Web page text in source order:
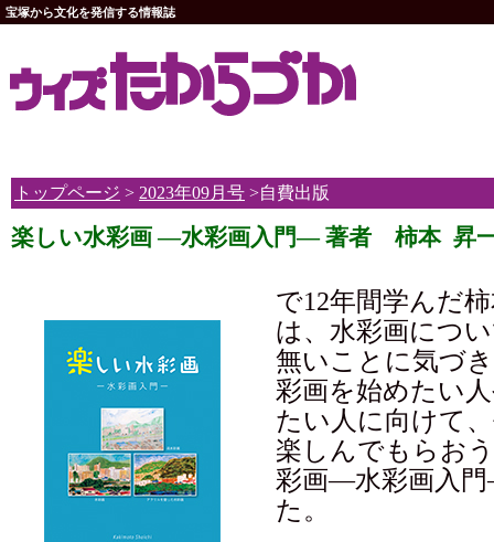
宝塚から文化を発信する情報誌
トップページ > 2023年09月号 >自費出版
楽しい水彩画 ―水彩画入門― 著者 柿本 昇
で12年間学んだ
は、水彩画につ
無いことに気づ
彩画を始めたい
たい人に向けて
楽しんでもらお
彩画―水彩画入
た。